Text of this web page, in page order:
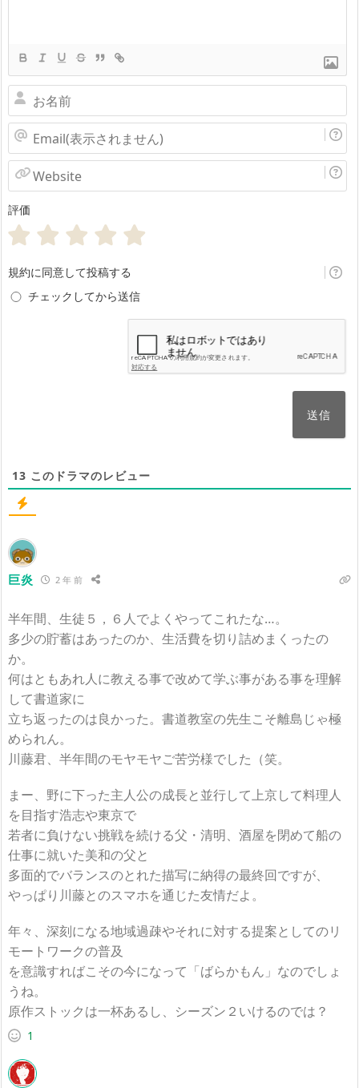
お
名
前
Email(表
示
さ
れ
ま
ん)
Website
評価
規約に同意して投稿する
チェックしてから送信
13 このドラマのレビュー
巨炎 2 年 前
半年間、生徒５，６人でよくやってこれたな…。
多少の貯蓄はあったのか、生活費を切り詰めまくったの
か。
何はともあれ人に教える事で改めて学ぶ事がある事を理解
して書道家に
立ち返ったのは良かった。書道教室の先生こそ離島じゃ極
められん。
川藤君、半年間のモヤモヤご苦労様でした（笑。
まー、野に下った主人公の成長と並行して上京して料理人
を目指す浩志や東京で
若者に負けない挑戦を続ける父・清明、酒屋を閉めて船の
仕事に就いた美和の父と
多面的でバランスのとれた描写に納得の最終回ですが、
やっぱり川藤とのスマホを通じた友情だよ。
年々、深刻になる地域過疎やそれに対する提案としてのリ
モートワークの普及
を意識すればこその今になって「ばらかもん」なのでしょ
うね。
原作ストックは一杯あるし、シーズン２いけるのでは？
1